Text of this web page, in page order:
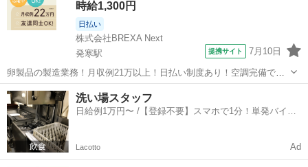
時給1,300円
日払い
株式会社BREXA Next
発寒駅
提携サイト 7月10日
卵製品の製造業務！月収例21万以上！日払い制度あり！空調完備で快
適作業★20代～50代までの男女活躍中！作業着無償貸与★マイカー通
勤OK＆無料駐車場完備！《北海道札幌市》 人気の工場のお仕事 ◇卵
製品の製造業務◇ 作業内...
北海道 札幌市 発寒駅
洗い場スタッフ
日給例1万円〜 /【登録不要】スマホで1分！単発バイト
Lacotto Ad